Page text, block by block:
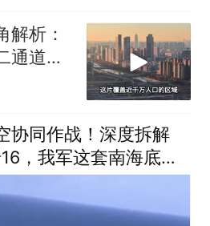
解析：
通道未
协同作战！深度拆解
，我军这套南海底牌